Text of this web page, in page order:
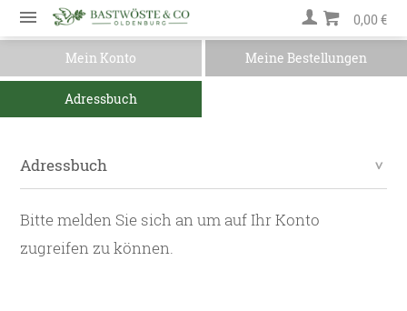
0,00 €
Mein Konto Meine Bestellungen
Adressbuch
Adressbuch
Bitte melden Sie sich an um auf Ihr Konto
zugreifen zu können.